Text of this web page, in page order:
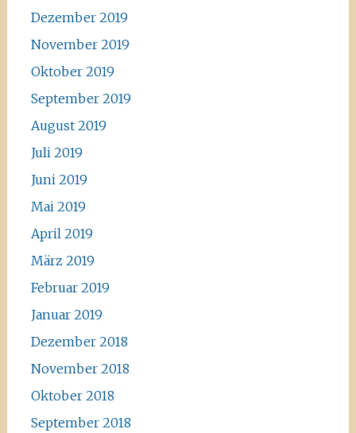
Dezember 2019
November 2019
Oktober 2019
September 2019
August 2019
Juli 2019
Juni 2019
Mai 2019
April 2019
März 2019
Februar 2019
Januar 2019
Dezember 2018
November 2018
Oktober 2018
September 2018